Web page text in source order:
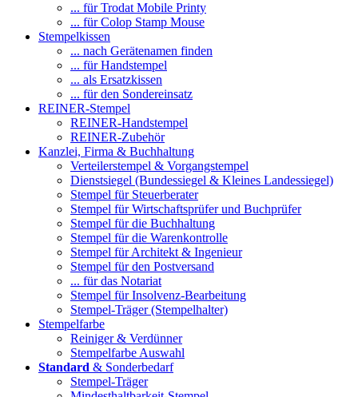
... für Trodat Mobile Printy
... für Colop Stamp Mouse
Stempelkissen
... nach Gerätenamen finden
... für Handstempel
... als Ersatzkissen
... für den Sondereinsatz
REINER-Stempel
REINER-Handstempel
REINER-Zubehör
Kanzlei, Firma & Buchhaltung
Verteilerstempel & Vorgangstempel
Dienstsiegel (Bundessiegel & Kleines Landessiegel)
Stempel für Steuerberater
Stempel für Wirtschaftsprüfer und Buchprüfer
Stempel für die Buchhaltung
Stempel für die Warenkontrolle
Stempel für Architekt & Ingenieur
Stempel für den Postversand
... für das Notariat
Stempel für Insolvenz-Bearbeitung
Stempel-Träger (Stempelhalter)
Stempelfarbe
Reiniger & Verdünner
Stempelfarbe Auswahl
Standard & Sonderbedarf
Stempel-Träger